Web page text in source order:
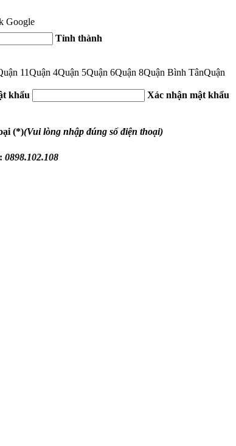
Google
Tỉnh thành
11Quận 4Quận 5Quận 6Quận 8Quận Bình TânQuận
khẩu
Xác nhận mật khẩu
(*)(Vui lòng nhập đúng số điện thoại)
0898.102.108